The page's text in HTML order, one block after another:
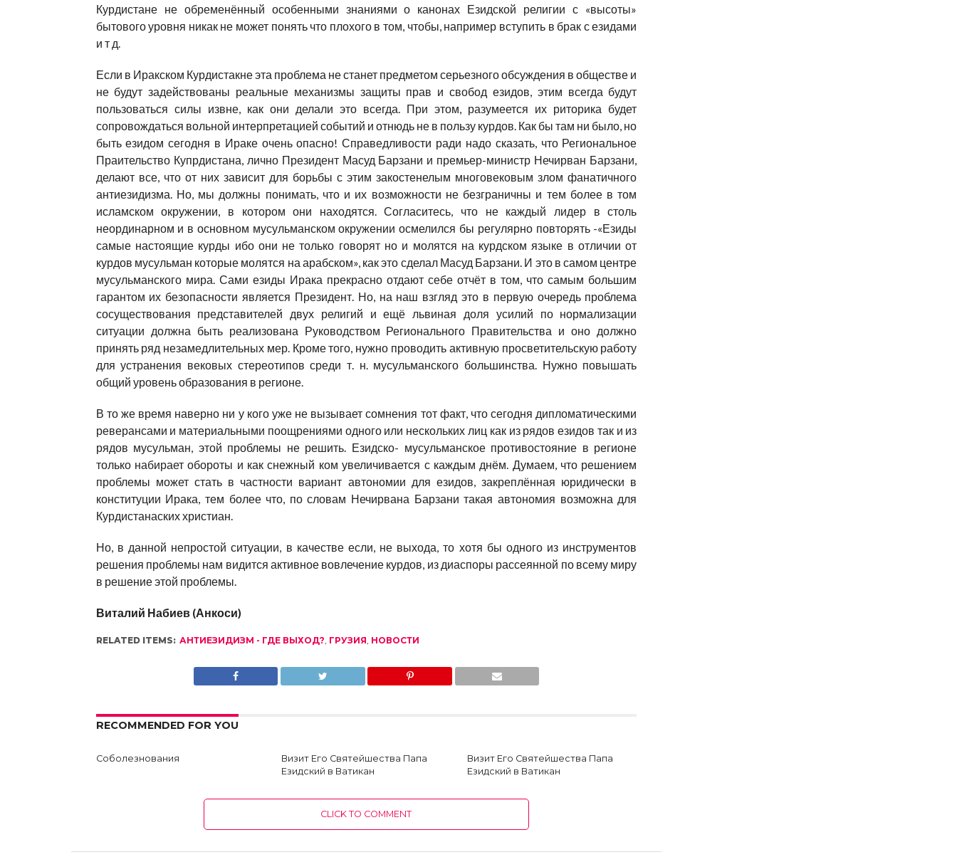
Курдистане не обременённый особенными знаниями о канонах Езидской религии с «высоты»
бытового уровня никак не может понять что плохого в том, чтобы, например вступить в брак с езидами
и т д.
Если в Иракском Курдистакне эта проблема не станет предметом серьезного обсуждения в обществе и
не будут задействованы реальные механизмы защиты прав и свобод езидов, этим всегда будут
пользоваться силы извне, как они делали это всегда. При этом, разумеется их риторика будет
сопровождаться вольной интерпретацией событий и отнюдь не в пользу курдов. Как бы там ни было, но
быть езидом сегодня в Ираке очень опасно! Справедливости ради надо сказать, что Региональное
Праительство Купрдистана, лично Президент Масуд Барзани и премьер-министр Нечирван Барзани,
делают все, что от них зависит для борьбы с этим закостенелым многовековым злом фанатичного
антиезидизма. Но, мы должны понимать, что и их возможности не безграничны и тем более в том
исламском окружении, в котором они находятся. Согласитесь, что не каждый лидер в столь
неординарном и в основном мусульманском окружении осмелился бы регулярно повторять -«Езиды
самые настоящие курды ибо они не только говорят но и молятся на курдском языке в отличии от
курдов мусульман которые молятся на арабском», как это сделал Масуд Барзани. И это в самом центре
мусульманского мира. Сами езиды Ирака прекрасно отдают себе отчёт в том, что самым большим
гарантом их безопасности является Президент. Но, на наш взгляд это в первую очередь проблема
сосуществования представителей двух религий и ещё львиная доля усилий по нормализации
ситуации должна быть реализована Руководством Регионального Правительства и оно должно
принять ряд незамедлительных мер. Кроме того, нужно проводить активную просветительскую работу
для устранения вековых стереотипов среди т. н. мусульманского большинства. Нужно повышать
общий уровень образования в регионе.
В то же время наверно ни у кого уже не вызывает сомнения тот факт, что сегодня дипломатическими
реверансами и материальными поощрениями одного или нескольких лиц как из рядов езидов так и из
рядов мусульман, этой проблемы не решить. Езидско- мусульманское противостояние в регионе
только набирает обороты и как снежный ком увеличивается с каждым днём. Думаем, что решением
проблемы может стать в частности вариант автономии для езидов, закреплённая юридически в
конституции Ирака, тем более что, по словам Нечирвана Барзани такая автономия возможна для
Курдистанаских христиан.
Но, в данной непростой ситуации, в качестве если, не выхода, то хотя бы одного из инструментов
решения проблемы нам видится активное вовлечение курдов, из диаспоры рассеянной по всему миру
в решение этой проблемы.
Виталий Набиев (Анкоси)
RELATED ITEMS: АНТИЕЗИДИЗМ - ГДЕ ВЫХОД?, ГРУЗИЯ, НОВОСТИ
RECOMMENDED FOR YOU
Соболезнования
Визит Его Святейшества Папа
Езидский в Ватикан
Визит Его Святейшества Папа
Езидский в Ватикан
CLICK TO COMMENT